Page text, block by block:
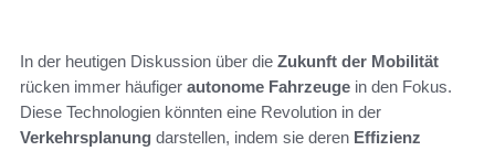
In der heutigen Diskussion über die Zukunft der Mobilität
rücken immer häufiger autonome Fahrzeuge in den Fokus.
Diese Technologien könnten eine Revolution in der
Verkehrsplanung darstellen, indem sie deren Effizienz